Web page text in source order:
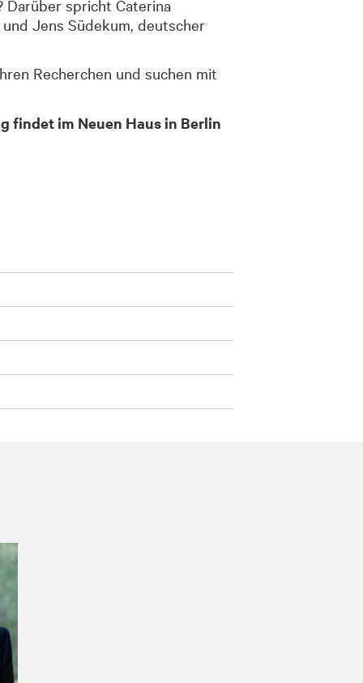
Darüber spricht Caterina
Jens Südekum, deutscher
Recherchen und suchen mit
findet im Neuen Haus in Berlin